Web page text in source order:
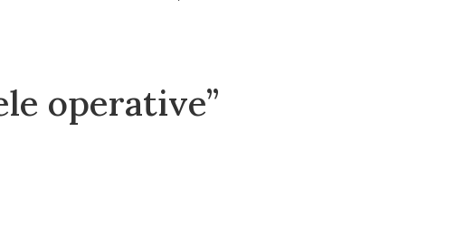
operative”